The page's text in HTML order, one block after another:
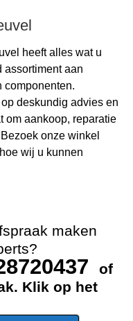
heeft alles wat u
assortiment aan
componenten.
deskundig advies en
om aankoop, reparatie
onze winkel
wij u kunnen
maken
of
Klik op het